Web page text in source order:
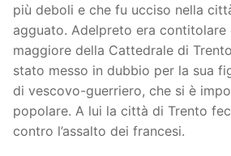
più deboli e che fu ucciso nella
agguato. Adelpreto era contitolare
maggiore della Cattedrale di
stato messo in dubbio per la sua
di vescovo-guerriero, che si è
popolare. A lui la città di Trento
contro l’assalto dei francesi.